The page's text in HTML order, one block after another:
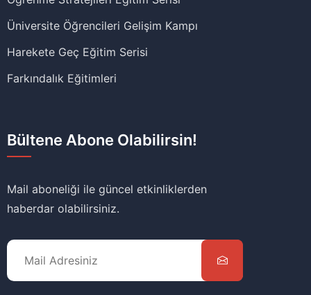
Üniversite Öğrencileri Gelişim Kampı
Harekete Geç Eğitim Serisi
Farkındalık Eğitimleri
Bültene Abone Olabilirsin!
Mail aboneliği ile güncel etkinliklerden
haberdar olabilirsiniz.